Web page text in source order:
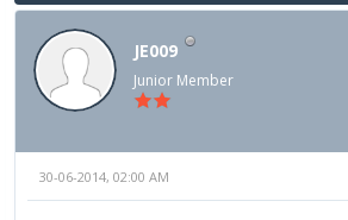
JE009
Junior Member
30-06-2014, 02:00 AM